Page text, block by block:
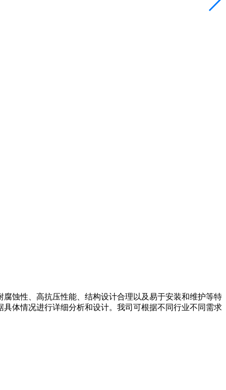
蚀性、高抗压性能、结构设计合理以及易于安装和维护等特
体情况进行详细分析和设计。我司可根据不同行业不同需求